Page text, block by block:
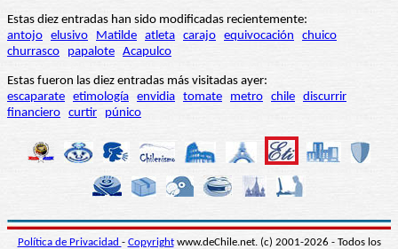
Estas diez entradas han sido modificadas recientemente:
antojo elusivo Matilde atleta carajo equivocación
chuico
churrasco
papalote Acapulco
Estas fueron las diez entradas más visitadas ayer:
escaparate etimología envidia tomate metro chile discurrir
financiero curtir púnico
Política de Privacidad - Copyrightwww.deChile.net. (c) 2001-2026 - Todos los